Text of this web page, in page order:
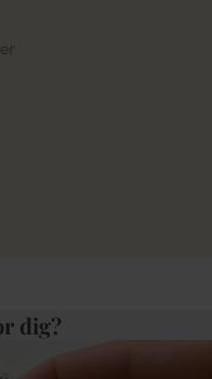
værk guider dig på
perfekte ur til den
dig?